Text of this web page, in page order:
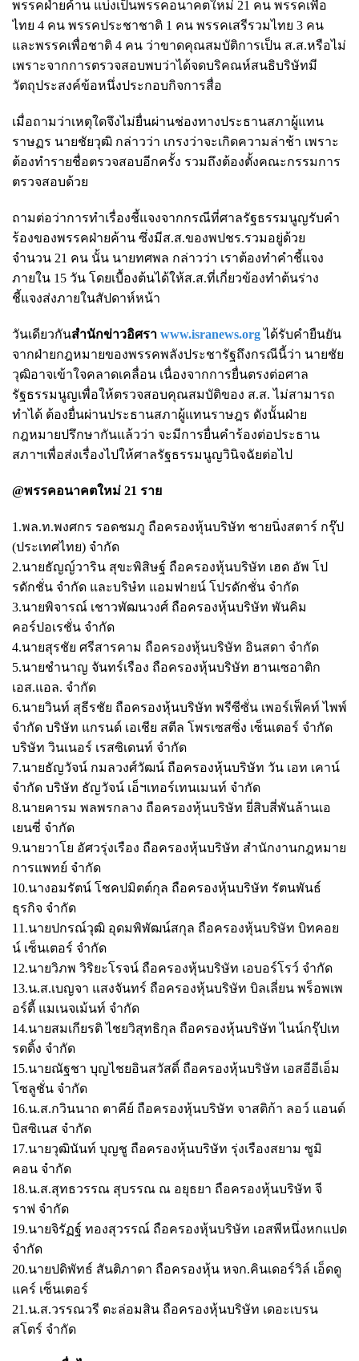
พรรคฝ่ายค้าน แบ่งเป็นพรรคอนาคตใหม่ 21 คน พรรคเพื่อ
ไทย 4 คน พรรคประชาชาติ 1 คน พรรคเสรีรวมไทย 3 คน
และพรรคเพื่อชาติ 4 คน ว่าขาดคุณสมบัติการเป็น ส.ส.หรือไม่
เพราะจากการตรวจสอบพบว่าได้จดบริคณห์สนธิบริษัทมี
วัตถุประสงค์ข้อหนึ่งประกอบกิจการสื่อ
เมื่อถามว่าเหตุใดจึงไม่ยื่นผ่านช่องทางประธานสภาผู้แทน
ราษฏร นายชัยวุฒิ กล่าวว่า เกรงว่าจะเกิดความล่าช้า เพราะ
ต้องทำรายชื่อตรวจสอบอีกครั้ง รวมถึงต้องตั้งคณะกรรมการ
ตรวจสอบด้วย
ถามต่อว่าการทำเรื่องชี้แจงจากกรณีที่ศาลรัฐธรรมนูญรับคำ
ร้องของพรรคฝ่ายค้าน ซึ่งมีส.ส.ของพปชร.รวมอยู่ด้วย
จำนวน 21 คน นั้น นายทศพล กล่าวว่า เราต้องทำคำชี้แจง
ภายใน 15 วัน โดยเบื้องต้นได้ให้ส.ส.ที่เกี่ยวข้องทำต้นร่าง
ชี้แจงส่งภายในสัปดาห์หน้า
วันเดียวกันสำนักข่าวอิศรา www.isranews.org ได้รับคำยืนยัน
จากฝ่ายกฎหมายของพรรคพลังประชารัฐถึงกรณีนี้ว่า นายชัย
วุฒิอาจเข้าใจคลาดเคลื่อน เนื่องจากการยื่นตรงต่อศาล
รัฐธรรมนูญเพื่อให้ตรวจสอบคุณสมบัติของ ส.ส. ไม่สามารถ
ทำได้ ต้องยื่นผ่านประธานสภาผู้แทนราษฎร ดังนั้นฝ่าย
กฎหมายปรึกษากันแล้วว่า จะมีการยื่นคำร้องต่อประธาน
สภาฯเพื่อส่งเรื่องไปให้ศาลรัฐธรรมนูญวินิจฉัยต่อไป
@พรรคอนาคตใหม่ 21 ราย
1.พล.ท.พงศกร รอดชมภู ถือครองหุ้นบริษัท ชายนิ่งสตาร์ กรุ๊ป
(ประเทศไทย) จำกัด
2.นายธัญญ์วาริน สุขะพิสิษฐ์ ถือครองหุ้นบริษัท เฮด อัพ โป
รดักชั่น จำกัด และบริษํท แอมฟายน์ โปรดักชั่น จำกัด
3.นายพิจารณ์ เชาวพัฒนวงศ์ ถือครองหุ้นบริษัท พันคิม
คอร์ปอเรชั่น จำกัด
4.นายสุรชัย ศรีสารคาม ถือครองหุ้นบริษัท อินสดา จำกัด
5.นายชำนาญ จันทร์เรือง ถือครองหุ้นบริษัท ฮานเซอาติก
เอส.แอล. จำกัด
6.นายวินท์ สุธีรชัย ถือครองหุ้นบริษัท พรีซีซั่น เพอร์เฟ็คท์ ไพพ์
จำกัด บริษัท แกรนด์ เอเชีย สตีล โพรเซสซิ่ง เซ็นเตอร์ จำกัด
บริษัท วินเนอร์ เรสซิเดนท์ จำกัด
7.นายธัญวัจน์ กมลวงศ์วัฒน์ ถือครองหุ้นบริษัท วัน เอท เคาน์
จำกัด บริษัท ธัญวัจน์ เอ็ฯเทอร์เทนเมนท์ จำกัด
8.นายคารม พลพรกลาง ถือครองหุ้นบริษัท ยี่สิบสี่พันล้านเอ
เยนซี่ จำกัด
9.นายวาโย อัศวรุ่งเรือง ถือครองหุ้นบริษัท สำนักงานกฎหมาย
การแพทย์ จำกัด
10.นางอมรัตน์ โชคปมิตต์กุล ถือครองหุ้นบริษัท รัตนพันธ์
ธุรกิจ จำกัด
11.นายปกรณ์วุฒิ อุดมพิพัฒน์สกุล ถือครองหุ้นบริษัท บิทคอย
น์ เซ็นเตอร์ จำกัด
12.นายวิภพ วิริยะโรจน์ ถือครองหุ้นบริษัท เอบอร์โรว์ จำกัด
13.น.ส.เบญจา แสงจันทร์ ถือครองหุ้นบริษัท บิลเลี่ยน พร็อพเพ
อร์ตี้ แมเนจเม้นท์ จำกัด
14.นายสมเกียรติ ไชยวิสุทธิกุล ถือครองหุ้นบริษัท ไนน์กรุ๊ปเท
รดดิ้ง จำกัด
15.นายณัฐชา บุญไชยอินสวัสดิ์ ถือครองหุ้นบริษัท เอสอีอีเอ็ม
โซลูชั่น จำกัด
16.น.ส.กวินนาถ ตาคีย์ ถือครองหุ้นบริษัท จาสติก้า ลอว์ แอนด์
บิสซิเนส จำกัด
17.นายวุฒินันท์ บุญชู ถือครองหุ้นบริษัท รุ่งเรืองสยาม ซูมิ
คอน จำกัด
18.น.ส.สุทธวรรณ สุบรรณ ณ อยุธยา ถือครองหุ้นบริษัท จี
ราฟ จำกัด
19.นายจิรัฏฐ์ ทองสุวรรณ์ ถือครองหุ้นบริษัท เอสพีหนึ่งหกแปด
จำกัด
20.นายปดิพัทธ์ สันติภาดา ถือครองหุ้น หจก.คินเดอร์วิล์ เอ็ดดู
แคร์ เซ็นเตอร์
21.น.ส.วรรณวรี ตะล่อมสิน ถือครองหุ้นบริษัท เดอะเบรน
สโตร์ จำกัด